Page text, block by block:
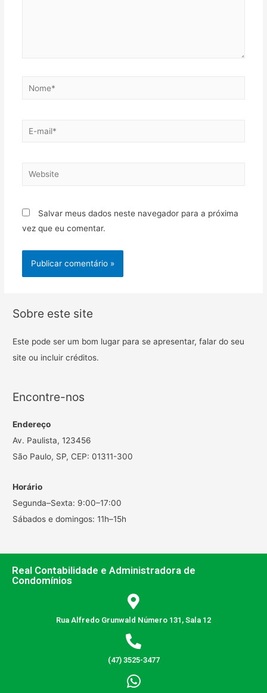
Salvar meus dados neste navegador para a próxima
vez que eu comentar.
Sobre este site
Este pode ser um bom lugar para se apresentar, falar do seu
site ou incluir créditos.
Encontre-nos
Endereço
Av. Paulista, 123456
São Paulo, SP, CEP: 01311-300
Horário
Segunda–Sexta: 9:00–17:00
Sábados e domingos: 11h–15h
Real Contabilidade e Administradora de
Condomínios
Rua Alfredo Grunwald Número 131, Sala 12
(47) 3525-3477